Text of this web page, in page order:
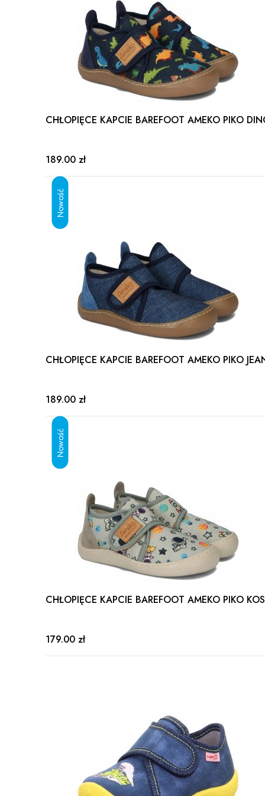
CHŁOPIĘCE KAPCIE BAREFOOT AMEKO PIKO
189.00 zł
CHŁOPIĘCE KAPCIE BAREFOOT AMEKO PIKO
189.00 zł
CHŁOPIĘCE KAPCIE BAREFOOT AMEKO PIKO
179.00 zł